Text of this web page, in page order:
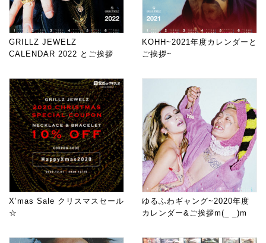
GRILLZ JEWELZ
CALENDAR 2022 とご挨拶
KOHH~2021年度カレンダーと
ご挨拶~
X’mas Sale クリスマスセール
☆
ゆるふわギャング~2020年度
カレンダー&ご挨拶m(_ _)m